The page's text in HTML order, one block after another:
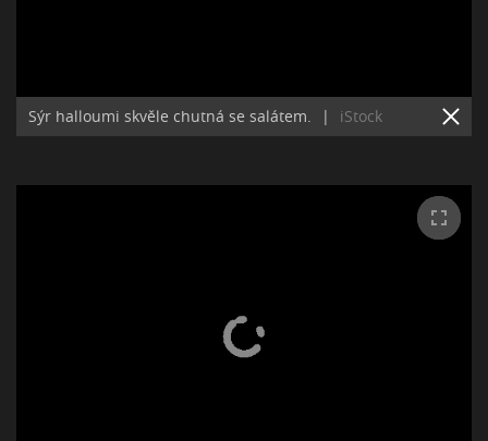
Sýr halloumi skvěle chutná se salátem. | iStock